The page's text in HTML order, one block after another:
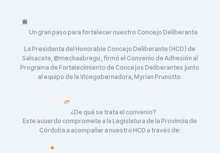
Un gran paso para fortalecer nuestro Concejo Deliberante
La Presidenta del Honorable Concejo Deliberante (HCD) de
Salsacate, @mechaabregu , firmó el Convenio de Adhesión al
Programa de Fortalecimiento de Concejos Deliberantes junto
al equipo de la Vicegobernadora, Myrian Prunotto.
¿De qué se trata el convenio?
Este acuerdo compromete a la Legislatura de la Provincia de
Córdoba a acompañar a nuestro HCD a través de: